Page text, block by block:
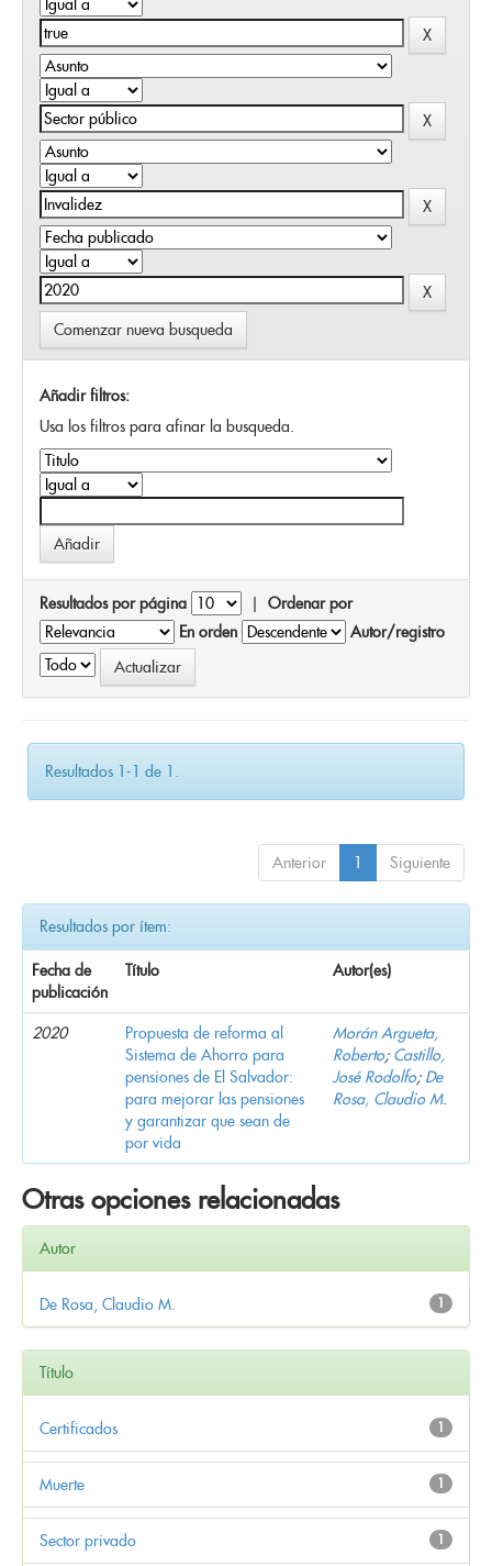
Comenzar nueva busqueda
Añadir filtros:
Usa los filtros para afinar la busqueda.
Resultados por página | Ordenar por
En orden
Autor/registro
Resultados 1-1 de 1.
Anterior 1 Siguiente
Resultados por ítem:
Fecha de
publicación
Título Autor(es)
2020
Propuesta de reforma al
Sistema de Ahorro para
pensiones de El Salvador:
para mejorar las pensiones
y garantizar que sean de
por vida
Morán Argueta,
Roberto; Castillo,
José Rodolfo; De
Rosa, Claudio M.
Otras opciones relacionadas
Autor
1
De Rosa, Claudio M.
Título
1
Certificados
1
Muerte
1
Sector privado